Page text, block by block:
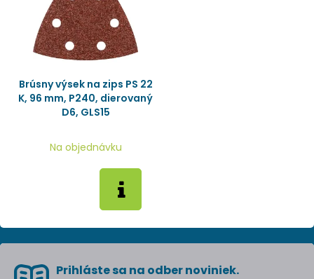
Brúsny výsek na zips PS 22
K, 96 mm, P240, dierovaný
D6, GLS15
Na objednávku
Prihláste sa na odber noviniek.